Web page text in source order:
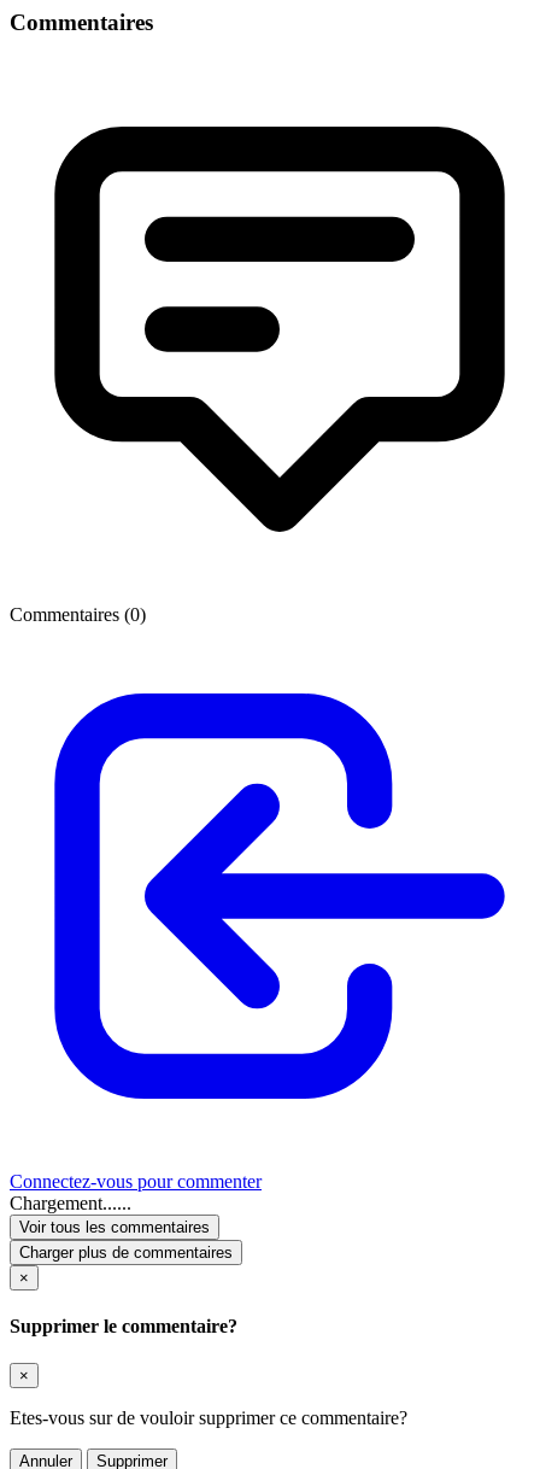
Commentaires
Commentaires (0)
Connectez-vous pour commenter
Chargement......
Voir tous les commentaires
Charger plus de commentaires
×
Supprimer le commentaire?
×
Etes-vous sur de vouloir supprimer ce commentaire?
Annuler Supprimer